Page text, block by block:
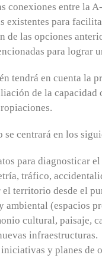
conexiones entre la
existentes para
de las opciones
para lograr
tendrá en cuenta la
de la capacidad
se centrará en los
para diagnosticar
tráfico,
el territorio desde el
ambiental (espacios
cultural, paisaje,
infraestructuras.
y planes de